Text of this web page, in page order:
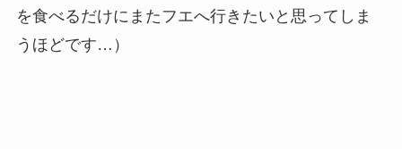
を食べるだけにまたフエへ行きたいと思ってしま
うほどです…）